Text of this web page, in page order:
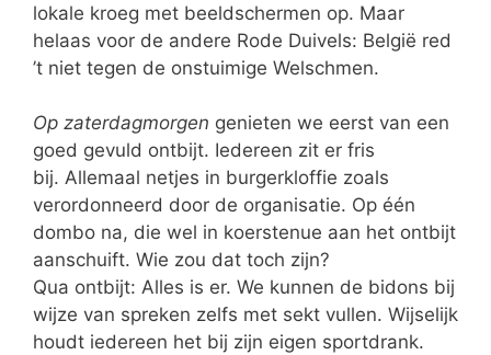
lokale kroeg met beeldschermen op. Maar
helaas voor de andere Rode Duivels: België red
’t niet tegen de onstuimige Welschmen.
Op zaterdagmorgen genieten we eerst van een
goed gevuld ontbijt. Iedereen zit er fris
bij. Allemaal netjes in burgerkloffie zoals
verordonneerd door de organisatie. Op één
dombo na, die wel in koerstenue aan het ontbijt
aanschuift. Wie zou dat toch zijn?
Qua ontbijt: Alles is er. We kunnen de bidons bij
wijze van spreken zelfs met sekt vullen. Wijselijk
houdt iedereen het bij zijn eigen sportdrank.